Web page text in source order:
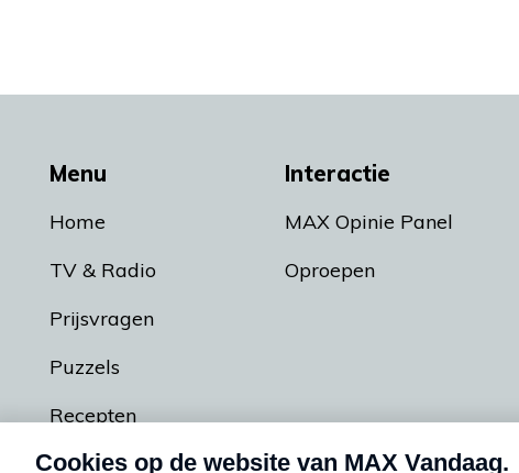
Menu
Home
TV & Radio
Prijsvragen
Puzzels
Recepten
Podcasts
Interactie
MAX Opinie Panel
Oproepen